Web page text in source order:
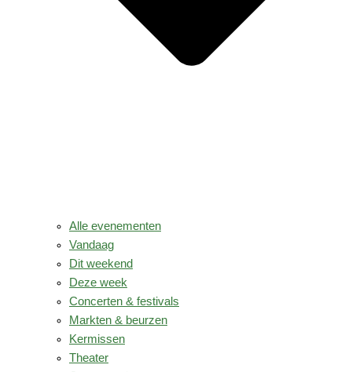
Alle evenementen
Vandaag
Dit weekend
Deze week
Concerten & festivals
Markten & beurzen
Kermissen
Theater